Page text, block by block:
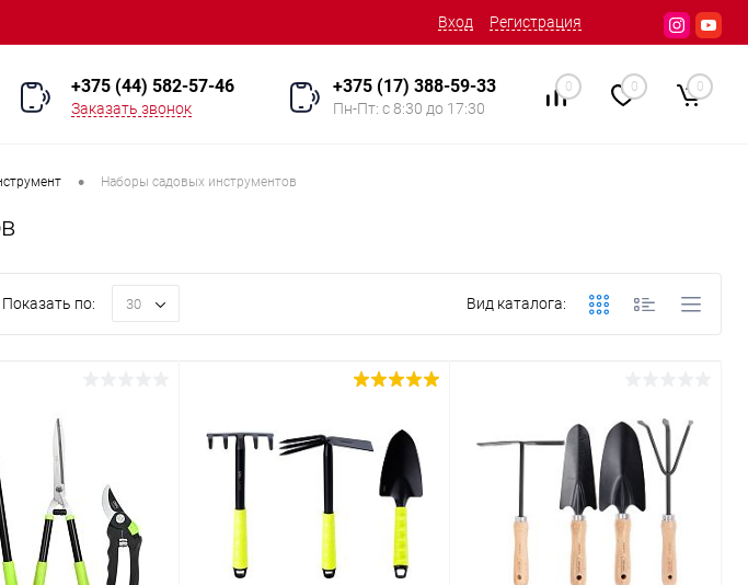
Вход Регистрация
+375 (44) 582-57-46
Заказать звонок
+375 (17) 388-59-33
Пн-Пт: с 8:30 до 17:30
0 0 0
• Наборы садовых инструментов
Показать по: 30 Вид каталога: